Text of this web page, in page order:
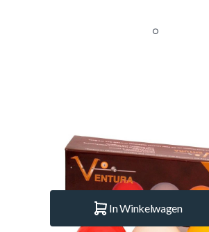
BUF.2291.061 Merk:
In Winkelwagen